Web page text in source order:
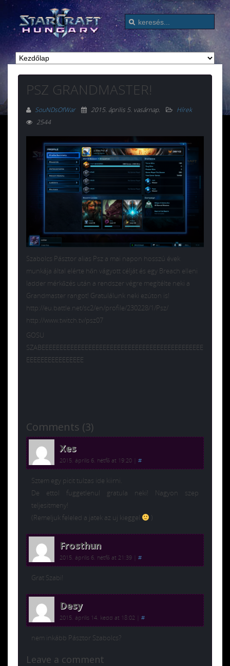
PSZ GRANDMASTER!
SouNDsOfWar 2015. április 5. vasárnap.
Hírek
2544
Szabolcs Pásztor alias Psz a mai napon hosszú évek
munkája által elérte hőn vágyott célját és egy Breach elleni
ladder mérkőzés után a rendszer végre megítélte neki a
Grandmaster rangot! Gratulálunk neki ezúton is!
http://eu.battle.net/sc2/en/profile/230228/1/Psz/
http://www.twitch.tv/psz07
GOSU
SZABEEEEEEEEEEEEEEEEEEEEEEEEEEEEEEEEEEEEEEEEEEEEE
EEEEEEEEEEEEEEEE
Comments (3)
Xes
2015. április 6. hétfő at 19:20 #
Sztem egy picit tulzas ide kiirni.
De ettol fuggetlenul gratula neki! Nagyon szep
teljesitmeny!
(Remeljuk feleled a jatek az uj kieggel
)
Frosthun
2015. április 6. hétfő at 21:39 #
Grat Szabi!
Desy
2015. április 14. kedd at 18:02 #
nem inkább Pásztor Szabolcs?
Leave a comment